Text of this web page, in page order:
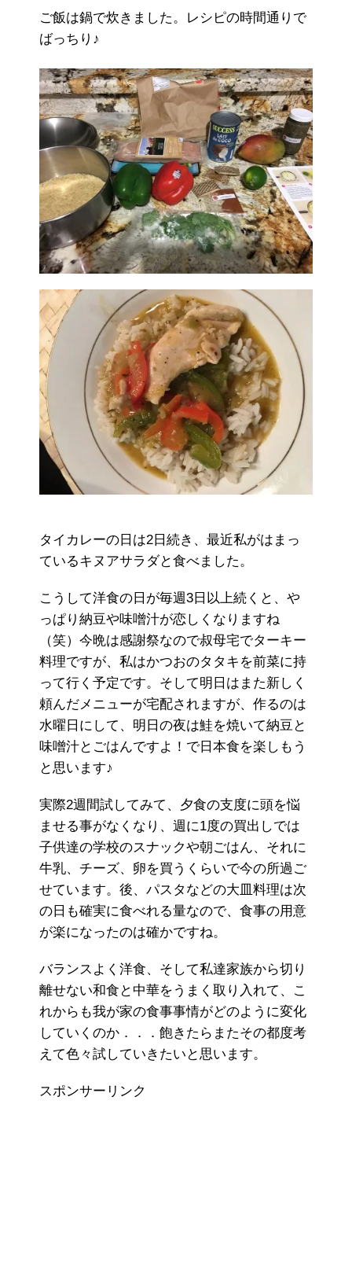
ご飯は鍋で炊きました。レシピの時間通りで
ばっちり♪
タイカレーの日は2日続き、最近私がはまっ
ているキヌアサラダと食べました。
こうして洋食の日が毎週3日以上続くと、や
っぱり納豆や味噌汁が恋しくなりますね
（笑）今晩は感謝祭なので叔母宅でターキー
料理ですが、私はかつおのタタキを前菜に持
って行く予定です。そして明日はまた新しく
頼んだメニューが宅配されますが、作るのは
水曜日にして、明日の夜は鮭を焼いて納豆と
味噌汁とごはんですよ！で日本食を楽しもう
と思います♪
実際2週間試してみて、夕食の支度に頭を悩
ませる事がなくなり、週に1度の買出しでは
子供達の学校のスナックや朝ごはん、それに
牛乳、チーズ、卵を買うくらいで今の所過ご
せています。後、パスタなどの大皿料理は次
の日も確実に食べれる量なので、食事の用意
が楽になったのは確かですね。
バランスよく洋食、そして私達家族から切り
離せない和食と中華をうまく取り入れて、こ
れからも我が家の食事事情がどのように変化
していくのか．．．飽きたらまたその都度考
えて色々試していきたいと思います。
スポンサーリンク